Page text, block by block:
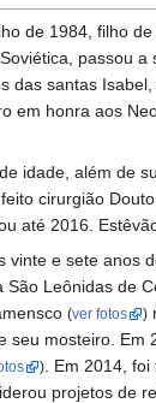
de 1984, filho
passou
das santas
em honra aos
idade, além de
cirurgião
até 2016.
vinte e sete anos
Leônidas de
(ver fotos )
seu mosteiro.
)
. Em 2014,
projetos de